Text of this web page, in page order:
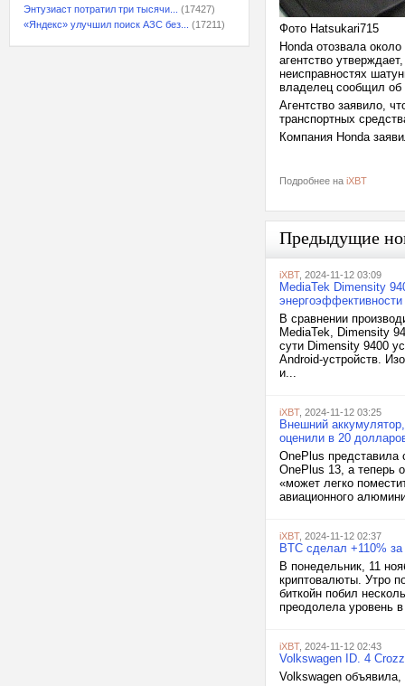
Энтузиаст потратил три тысячи...
(17427)
«Яндекс» улучшил поиск АЗС без...
(17211)
Фото Hatsukari715
Honda отозвала
агентство
неисправностях
владелец сообщил об
Агентство заявило,
транспортных
Компания Honda
Подробнее на iXBT
Предыдущие
iXBT, 2024-11-12 03:09
MediaTek Dimensity
В сравнении
MediaTek, Dimensity
сути Dimensity 9400
Android-устройств.
и...
iXBT, 2024-11-12 03:25
Внешний
оценили в 20
OnePlus
OnePlus 13, а теперь
«может легко
авиационного
iXBT, 2024-11-12 02:37
BTC сделал +110%
В понедельник, 11
криптовалюты. Утро
биткойн побил
преодолела уровень
iXBT, 2024-11-12 02:43
Volkswagen ID. 4
Volkswagen